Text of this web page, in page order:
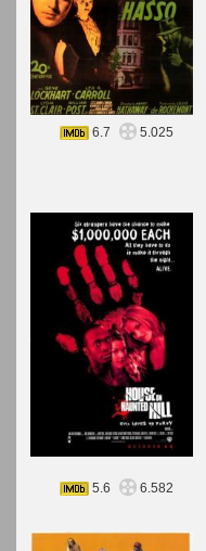
6.7 5.025
5.6
6.582